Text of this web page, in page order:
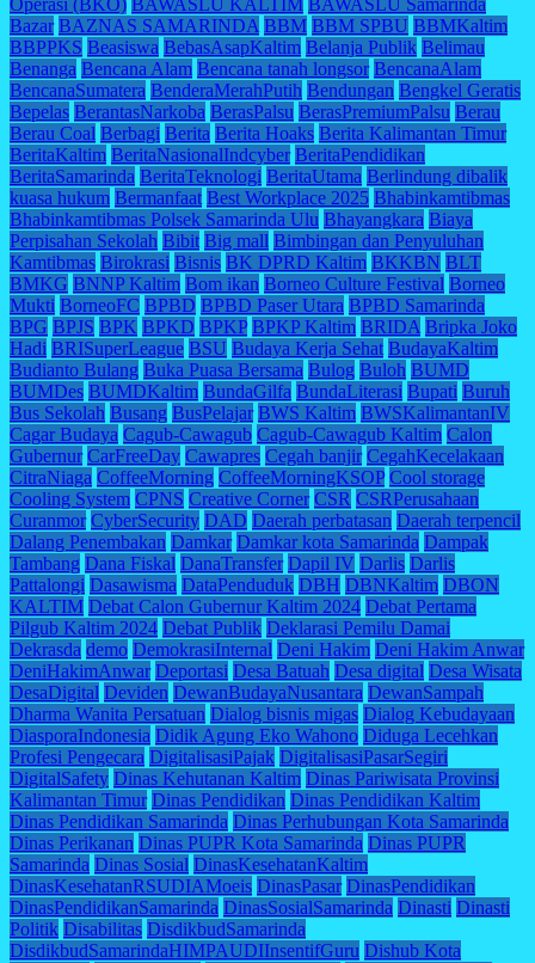
Operasi (BKO) BAWASLU KALTIM BAWASLU Samarinda
Bazar BAZNAS SAMARINDA BBM BBM SPBU BBMKaltim
BBPPKS Beasiswa BebasAsapKaltim Belanja Publik Belimau
Benanga Bencana Alam Bencana tanah longsor BencanaAlam
BencanaSumatera BenderaMerahPutih Bendungan Bengkel Geratis
Bepelas BerantasNarkoba BerasPalsu BerasPremiumPalsu Berau
Berau Coal Berbagi Berita Berita Hoaks Berita Kalimantan Timur
BeritaKaltim BeritaNasionalIndcyber BeritaPendidikan
BeritaSamarinda BeritaTeknologi BeritaUtama Berlindung dibalik
kuasa hukum Bermanfaat Best Workplace 2025 Bhabinkamtibmas
Bhabinkamtibmas Polsek Samarinda Ulu Bhayangkara Biaya
Perpisahan Sekolah Bibit Big mall Bimbingan dan Penyuluhan
Kamtibmas Birokrasi Bisnis BK DPRD Kaltim BKKBN BLT
BMKG BNNP Kaltim Bom ikan Borneo Culture Festival Borneo
Mukti BorneoFC BPBD BPBD Paser Utara BPBD Samarinda
BPG BPJS BPK BPKD BPKP BPKP Kaltim BRIDA Bripka Joko
Hadi BRISuperLeague BSU Budaya Kerja Sehat BudayaKaltim
Budianto Bulang Buka Puasa Bersama Bulog Buloh BUMD
BUMDes BUMDKaltim BundaGilfa BundaLiterasi Bupati Buruh
Bus Sekolah Busang BusPelajar BWS Kaltim BWSKalimantanIV
Cagar Budaya Cagub-Cawagub Cagub-Cawagub Kaltim Calon
Gubernur CarFreeDay Cawapres Cegah banjir CegahKecelakaan
CitraNiaga CoffeeMorning CoffeeMorningKSOP Cool storage
Cooling System CPNS Creative Corner CSR CSRPerusahaan
Curanmor CyberSecurity DAD Daerah perbatasan Daerah terpencil
Dalang Penembakan Damkar Damkar kota Samarinda Dampak
Tambang Dana Fiskal DanaTransfer Dapil IV Darlis Darlis
Pattalongi Dasawisma DataPenduduk DBH DBNKaltim DBON
KALTIM Debat Calon Gubernur Kaltim 2024 Debat Pertama
Pilgub Kaltim 2024 Debat Publik Deklarasi Pemilu Damai
Dekrasda demo DemokrasiInternal Deni Hakim Deni Hakim Anwar
DeniHakimAnwar Deportasi Desa Batuah Desa digital Desa Wisata
DesaDigital Deviden DewanBudayaNusantara DewanSampah
Dharma Wanita Persatuan Dialog bisnis migas Dialog Kebudayaan
DiasporaIndonesia Didik Agung Eko Wahono Diduga Lecehkan
Profesi Pengecara DigitalisasiPajak DigitalisasiPasarSegiri
DigitalSafety Dinas Kehutanan Kaltim Dinas Pariwisata Provinsi
Kalimantan Timur Dinas Pendidikan Dinas Pendidikan Kaltim
Dinas Pendidikan Samarinda Dinas Perhubungan Kota Samarinda
Dinas Perikanan Dinas PUPR Kota Samarinda Dinas PUPR
Samarinda Dinas Sosial DinasKesehatanKaltim
DinasKesehatanRSUDIAMoeis DinasPasar DinasPendidikan
DinasPendidikanSamarinda DinasSosialSamarinda Dinasti Dinasti
Politik Disabilitas DisdikbudSamarinda
DisdikbudSamarindaHIMPAUDIInsentifGuru Dishub Kota